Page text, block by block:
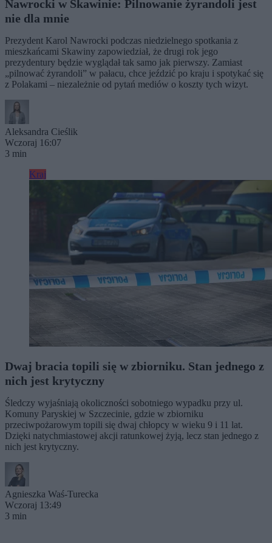
Nawrocki w Skawinie: Pilnowanie żyrandoli jest
nie dla mnie
Prezydent Karol Nawrocki podczas niedzielnego spotkania z
mieszkańcami Skawiny zapowiedział, że drugi rok jego
prezydentury będzie wyglądał tak samo jak pierwszy. Zamiast
„pilnować żyrandoli” w pałacu, chce jeździć po kraju i spotykać się
z Polakami – niezależnie od pytań mediów o koszty tych wizyt.
Aleksandra Cieślik
Wczoraj 16:07
3 min
Kraj
Dwaj bracia topili się w zbiorniku. Stan jednego z
nich jest krytyczny
Śledczy wyjaśniają okoliczności sobotniego wypadku przy ul.
Komuny Paryskiej w Szczecinie, gdzie w zbiorniku
przeciwpożarowym topili się dwaj chłopcy w wieku 9 i 11 lat.
Dzięki natychmiastowej akcji ratunkowej żyją, lecz stan jednego z
nich jest krytyczny.
Agnieszka Waś-Turecka
Wczoraj 13:49
3 min